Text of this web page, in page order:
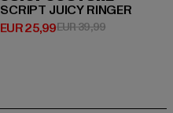
39,99
SCRIPT JUICY RINGER
EUR 25,99
Huidige prijs: EUR 25,99
EUR 39,99Actieprijs: